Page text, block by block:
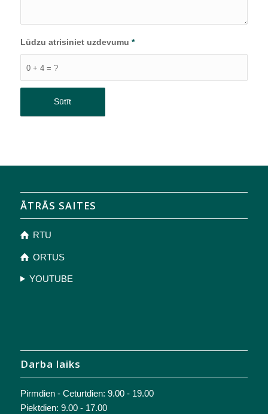
0 + 4 = ?
Lūdzu atrisiniet uzdevumu *
ĀTRĀS SAITES
RTU
ORTUS
YOUTUBE
Darba laiks
Pirmdien - Ceturtdien: 9.00 - 19.00
Piektdien: 9.00 - 17.00